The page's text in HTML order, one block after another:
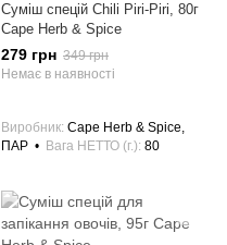
Суміш спецій Chili Piri-Piri, 80г
Cape Herb & Spice
279 грн 349 грн
Немає в наявності
Виробник Cape Herb & Spice,
ПАР
Вага НЕТТО (г.) 80